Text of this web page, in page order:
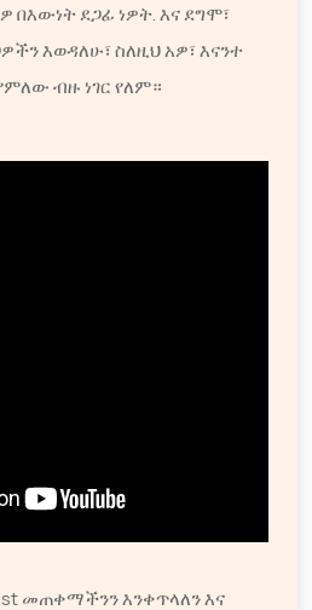
ደጋፊ ነዎት. እና ደግሞ፣
እወዳለሁ፣ ስለዚህ አዎ፣ እናንተ
ብዙ ነገር የለም።
መጠቀማችንን እንቀጥላለን እና